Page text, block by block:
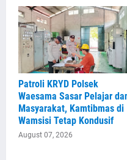
Patroli KRYD Polsek
Waesama Sasar Pelajar
Masyarakat, Kamtibmas di
Wamsisi Tetap Kondusif
August 07, 2026